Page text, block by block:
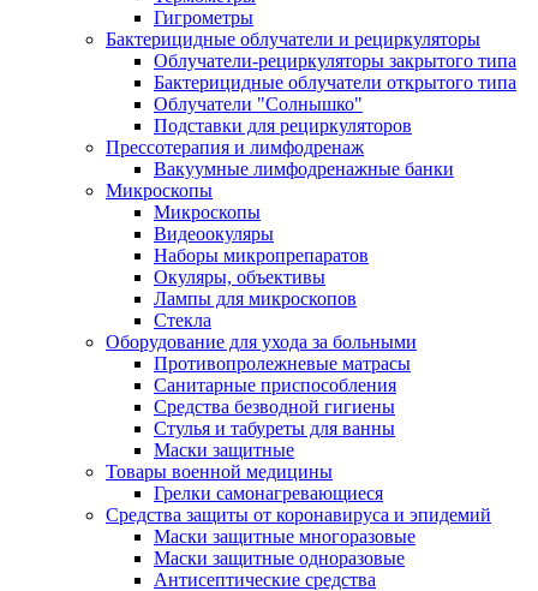
Гигрометры
Бактерицидные облучатели и рециркуляторы
Облучатели-рециркуляторы закрытого типа
Бактерицидные облучатели открытого типа
Облучатели "Солнышко"
Подставки для рециркуляторов
Прессотерапия и лимфодренаж
Вакуумные лимфодренажные банки
Микроскопы
Микроскопы
Видеоокуляры
Наборы микропрепаратов
Окуляры, объективы
Лампы для микроскопов
Стекла
Оборудование для ухода за больными
Противопролежневые матрасы
Санитарные приспособления
Средства безводной гигиены
Стулья и табуреты для ванны
Маски защитные
Товары военной медицины
Грелки самонагревающиеся
Средства защиты от коронавируса и эпидемий
Маски защитные многоразовые
Маски защитные одноразовые
Антисептические средства